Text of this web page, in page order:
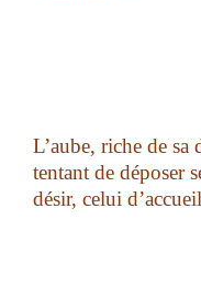
L’aube, riche de sa
tentant de déposer
désir, celui